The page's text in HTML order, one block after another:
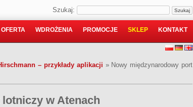
Szukaj:
OFERTA WDROŻENIA PROMOCJE SKLEP KONTAKT
– przykłady aplikacji » Nowy międzynarodowy port
w Atenach